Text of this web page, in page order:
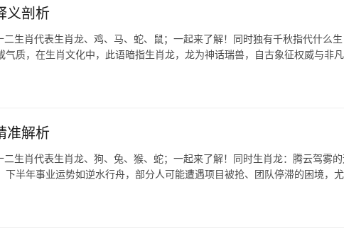
义剖析
生肖代表生肖龙、鸡、马、蛇、鼠；一起来了解！同时独有千秋指代什么生
质，在生肖文化中，此语暗指生肖龙，龙为神话瑞兽，自古象征权威与非凡
准解析
生肖代表生肖龙、狗、兔、猴、蛇；一起来了解！同时生肖龙：腾云驾雾
半年事业运势如逆水行舟，部分人可能遭遇项目被抢、团队停滞的困境，